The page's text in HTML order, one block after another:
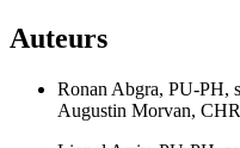
Auteurs
Ronan Abgra, PU-PH,
Augustin Morvan,